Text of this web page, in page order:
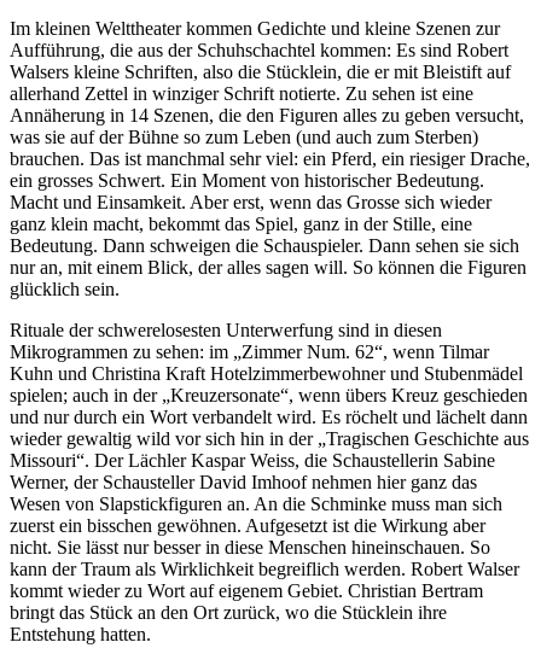
Im kleinen Welttheater kommen Gedichte und kleine Szenen zur
Aufführung, die aus der Schuhschachtel kommen: Es sind Robert
Walsers kleine Schriften, also die Stücklein, die er mit Bleistift auf
allerhand Zettel in winziger Schrift notierte. Zu sehen ist eine
Annäherung in 14 Szenen, die den Figuren alles zu geben versucht,
was sie auf der Bühne so zum Leben (und auch zum Sterben)
brauchen. Das ist manchmal sehr viel: ein Pferd, ein riesiger Drache,
ein grosses Schwert. Ein Moment von historischer Bedeutung.
Macht und Einsamkeit. Aber erst, wenn das Grosse sich wieder
ganz klein macht, bekommt das Spiel, ganz in der Stille, eine
Bedeutung. Dann schweigen die Schauspieler. Dann sehen sie sich
nur an, mit einem Blick, der alles sagen will. So können die Figuren
glücklich sein.
Rituale der schwerelosesten Unterwerfung sind in diesen
Mikrogrammen zu sehen: im „Zimmer Num. 62“, wenn Tilmar
Kuhn und Christina Kraft Hotelzimmerbewohner und Stubenmädel
spielen; auch in der „Kreuzersonate“, wenn übers Kreuz geschieden
und nur durch ein Wort verbandelt wird. Es röchelt und lächelt dann
wieder gewaltig wild vor sich hin in der „Tragischen Geschichte aus
Missouri“. Der Lächler Kaspar Weiss, die Schaustellerin Sabine
Werner, der Schausteller David Imhoof nehmen hier ganz das
Wesen von Slapstickfiguren an. An die Schminke muss man sich
zuerst ein bisschen gewöhnen. Aufgesetzt ist die Wirkung aber
nicht. Sie lässt nur besser in diese Menschen hineinschauen. So
kann der Traum als Wirklichkeit begreiflich werden. Robert Walser
kommt wieder zu Wort auf eigenem Gebiet. Christian Bertram
bringt das Stück an den Ort zurück, wo die Stücklein ihre
Entstehung hatten.